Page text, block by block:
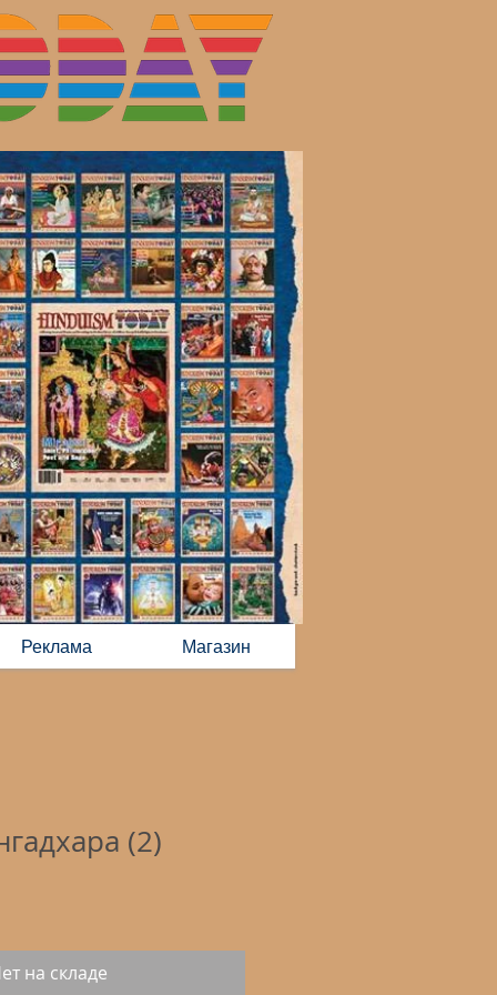
Реклама Магазин
(2)
на складе